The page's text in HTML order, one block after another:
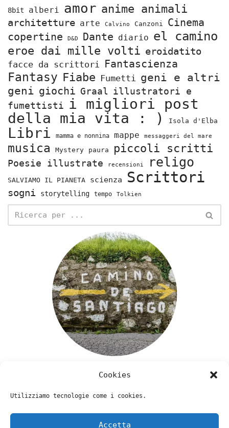
Cookies
Utilizziamo tecnologie come i cookies.
Accetta
8bit alberi amor anime animali
architetture arte Calvino Canzoni
Cinema
copertine
D&D Dante diario el camino
eroe dai mille volti eroidatito
facce da scrittori Fantascienza
Fantasy Fiabe Fumetti geni e altri
geni giochi Graal illustratori e
fumettisti i migliori post
della mia vita : )
Isola d'Elba
Libri mamma e nonnina mappe messaggeri del mare
musica Mystery paura piccoli scritti
Poesie illustrate recensioni religo
SALVIAMO IL PIANETA scienza Scrittori
sogni storytelling tempo Tolkien